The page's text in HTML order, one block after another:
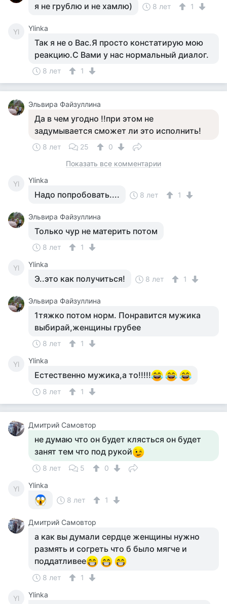
я не грублю и не хамлю) 8 лет 1
Yl Ylinka
Так я не о Вас.Я просто констатирую мою
реакцию.С Вами у нас нормальный диалог.
8 лет 1
Эльвира Файзуллина
Да в чем угодно !!при этом не
задумывается сможет ли это исполнить!
8 лет 25
0
Показать все комментарии
Yl Ylinka
Надо попробовать.... 8 лет 1
Эльвира Файзуллина
Только чур не материть потом
8 лет 1
Yl Ylinka
Э..это как получиться! 8 лет 1
Эльвира Файзуллина
1тяжко потом норм. Понравится мужика
выбирай,женщины грубее
8 лет 1
Yl Ylinka
Естественно мужика,а то!!!!!
8 лет 1
Дмитрий Самовтор
не думаю что он будет клясться он будет
занят тем что под рукой
8 лет 5 0
Yl
Ylinka
8 лет
1
Дмитрий Самовтор
а как вы думали сердце женщины нужно
размять и согреть что б было мягче и
поддатливее
8 лет 1
Yl Ylinka